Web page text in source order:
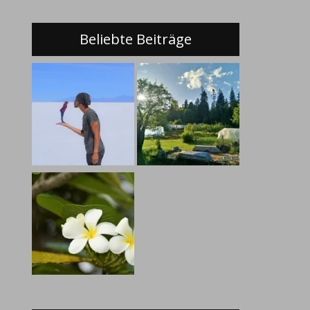
Beliebte Beiträge